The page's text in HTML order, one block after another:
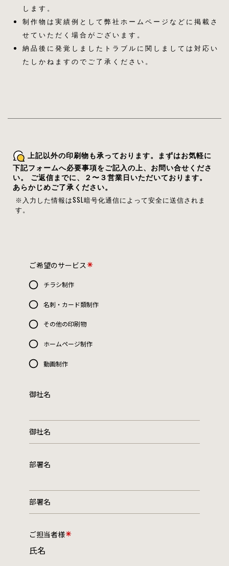
します。
制作物は実績例として弊社ホームページなどに掲載さ
せていただく場合がございます。
納品後に発覚しましたトラブルに関しましては対応い
たしかねますのでご了承ください。
上記以外の印刷物も承っております。まずはお気軽に
下記フォームへ必要事項をご記入の上、お問い合せくださ
い。 ご返信までに、２〜３営業日いただいております。
あらかじめご了承ください。
※入力した情報はSSL暗号化通信によって安全に送信されま
す。